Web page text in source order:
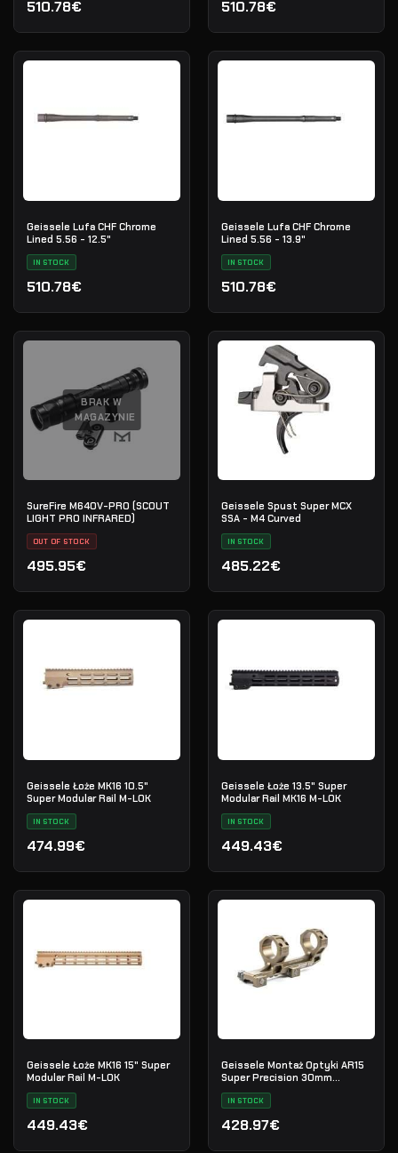
510.78€ 510.78€
Geissele Lufa CHF Chrome
Lined 5.56 - 12.5"
IN STOCK
510.78€
Geissele Lufa CHF Chrome
Lined 5.56 - 13.9"
IN STOCK
510.78€
BRAK W
MAGAZYNIE
SureFire M640V-PRO (SCOUT
LIGHT PRO INFRARED)
OUT OF STOCK
495.95€
Geissele Spust Super MCX
SSA - M4 Curved
IN STOCK
485.22€
Geissele Łoże MK16 10.5"
Super Modular Rail M-LOK
IN STOCK
474.99€
Geissele Łoże 13.5" Super
Modular Rail MK16 M-LOK
IN STOCK
449.43€
Geissele Łoże MK16 15" Super
Modular Rail M-LOK
IN STOCK
449.43€
Geissele Montaż Optyki AR15
Super Precision 30mm
Extended
IN STOCK
428.97€